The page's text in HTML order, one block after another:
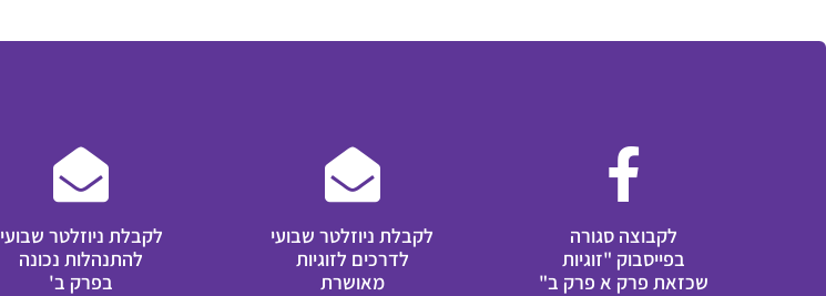
לקבוצה סגורה
בפייסבוק "זוגיות
שכזאת פרק א פרק ב"
לקבלת ניוזלטר שבועי
לדרכים לזוגיות
מאושרת
לקבלת ניוזלטר שבועי
להתנהלות נכונה
בפרק ב'